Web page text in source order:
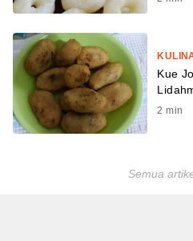
Kue
2 min
Semua